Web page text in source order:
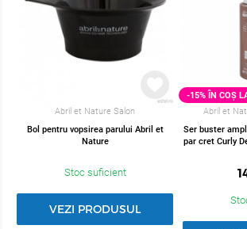
Abril et Nature Salon
Bol pentru vopsirea parului Abril et
Nature
Stoc suficient
VEZI PRODUSUL
-15% ÎN COȘ
Abril et
Ser buster
par cret Curly